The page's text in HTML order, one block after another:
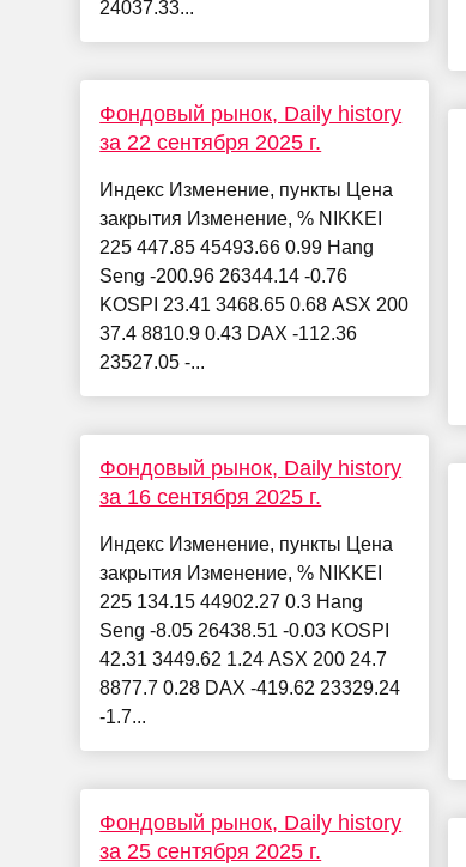
24037.33...
Фондовый рынок, Daily history
за 22 сентября 2025 г.
Индекс Изменение, пункты Цена
закрытия Изменение, % NIKKEI
225 447.85 45493.66 0.99 Hang
Seng -200.96 26344.14 -0.76
KOSPI 23.41 3468.65 0.68 ASX 200
37.4 8810.9 0.43 DAX -112.36
23527.05 -...
Фондовый рынок, Daily history
за 16 сентября 2025 г.
Индекс Изменение, пункты Цена
закрытия Изменение, % NIKKEI
225 134.15 44902.27 0.3 Hang
Seng -8.05 26438.51 -0.03 KOSPI
42.31 3449.62 1.24 ASX 200 24.7
8877.7 0.28 DAX -419.62 23329.24
-1.7...
Фондовый рынок, Daily history
за 25 сентября 2025 г.